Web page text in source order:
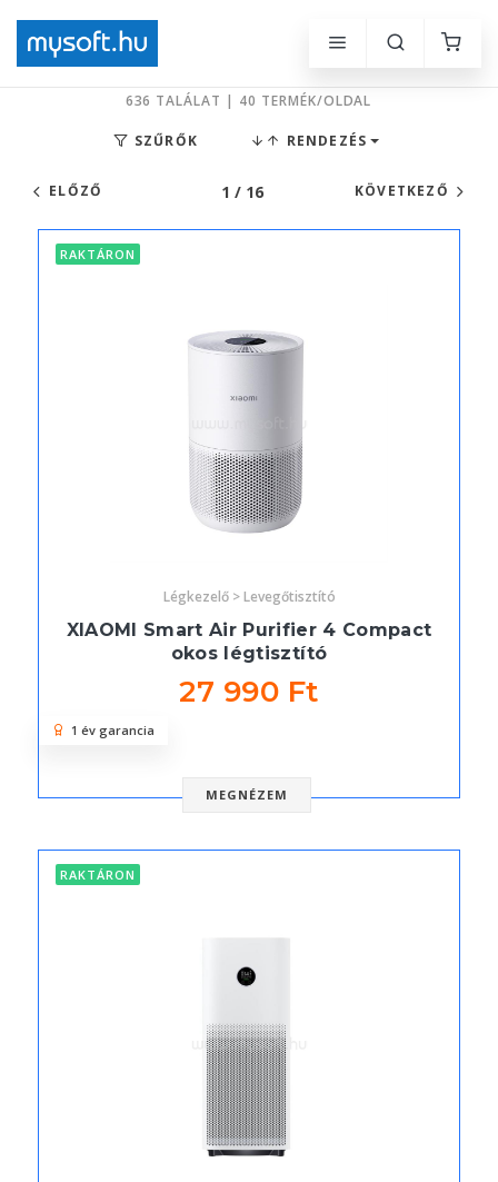
636 TALÁLAT | 40 TERMÉK/OLDAL
SZŰRŐK RENDEZÉS
ELŐZŐ 1 / 16 KÖVETKEZŐ
RAKTÁRON
Légkezelő > Levegőtisztító
XIAOMI Smart Air Purifier 4 Compact
okos légtisztító
27 990 Ft
MEGNÉZEM
1 év garancia
RAKTÁRON